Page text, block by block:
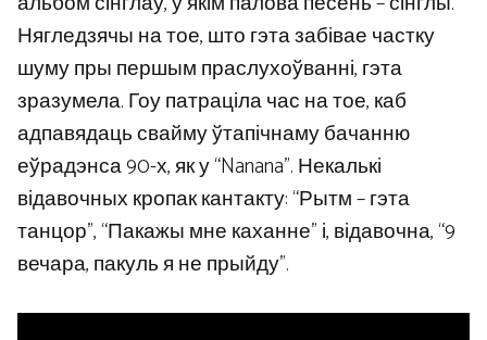
Нягледзячы на ​​тое, што гэта забівае частку
шуму пры першым праслухоўванні, гэта
зразумела. Гоу патраціла час на тое, каб
адпавядаць свайму ўтапічнаму бачанню
еўрадэнса 90-х, як у “Nanana”. Некалькі
відавочных кропак кантакту: “Рытм – гэта
танцор”, “Пакажы мне каханне” і, відавочна, “9
вечара, пакуль я не прыйду”.